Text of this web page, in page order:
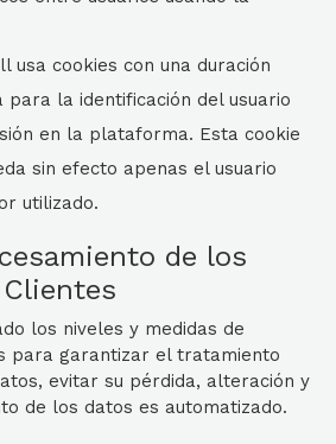
usa cookies con una duración
para la identificación del usuario
en la plataforma. Esta cookie
sin efecto apenas el usuario
utilizado.
de los
los niveles y medidas de
para garantizar el tratamiento
evitar su pérdida, alteración y
de los datos es automatizado.